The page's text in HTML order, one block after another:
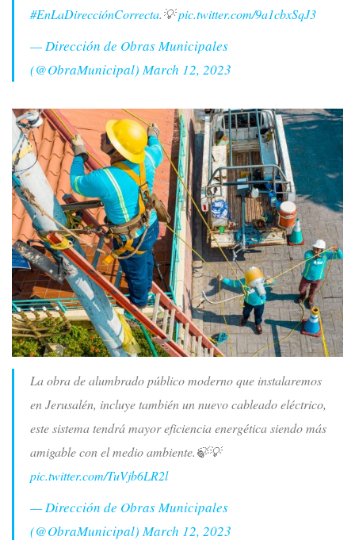
#EnLaDirecciónCorrecta.💡pic.twitter.com/9a1cbxSqJ3
— Dirección de Obras Municipales
(@ObraMunicipal)March 12, 2023
La obra de alumbrado público moderno que instalaremos
en Jerusalén, incluye también un nuevo cableado eléctrico,
este sistema tendrá mayor eficiencia energética siendo más
amigable con el medio ambiente.🍃💡
pic.twitter.com/TuVjb6LR2l
— Dirección de Obras Municipales
(@ObraMunicipal)March 12, 2023